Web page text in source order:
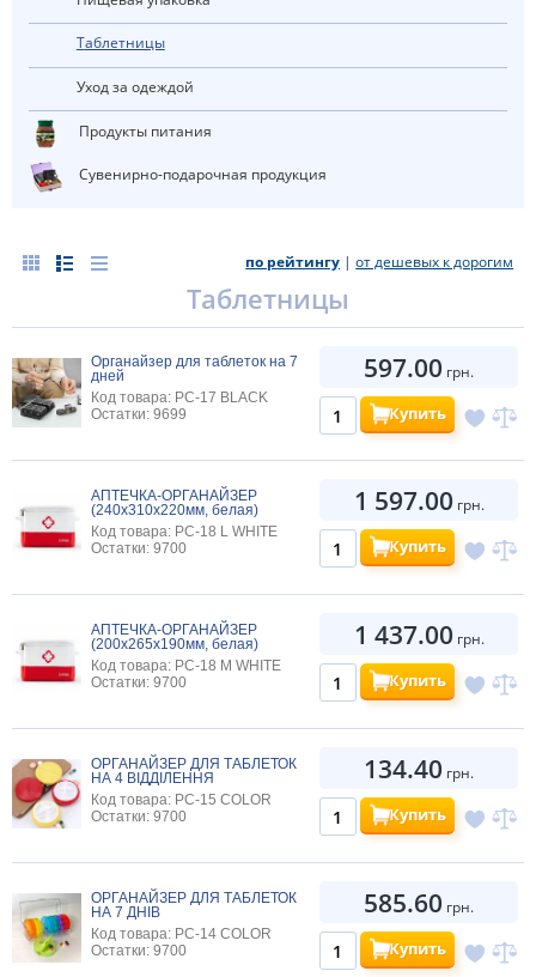
Таблетницы
Уход за одеждой
Продукты питания
Сувенирно-подарочная продукция
по рейтингу |от дешевых к дорогим
Таблетницы
Органайзер для таблеток на 7
дней
Код товара: PC-17 BLACK
Остатки: 9699
597.00 грн.
Купить
АПТЕЧКА-ОРГАНАЙЗЕР
(240х310х220мм, белая)
Код товара: PC-18 L WHITE
Остатки: 9700
1 597.00 грн.
Купить
АПТЕЧКА-ОРГАНАЙЗЕР
(200х265х190мм, белая)
Код товара: PC-18 M WHITE
Остатки: 9700
1 437.00 грн.
Купить
ОРГАНАЙЗЕР ДЛЯ ТАБЛЕТОК
НА 4 ВІДДІЛЕННЯ
Код товара: PC-15 COLOR
Остатки: 9700
134.40 грн.
Купить
ОРГАНАЙЗЕР ДЛЯ ТАБЛЕТОК
НА 7 ДНІВ
Код товара: PC-14 COLOR
Остатки: 9700
585.60 грн.
Купить